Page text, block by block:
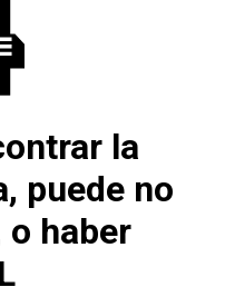
la
puede no
haber